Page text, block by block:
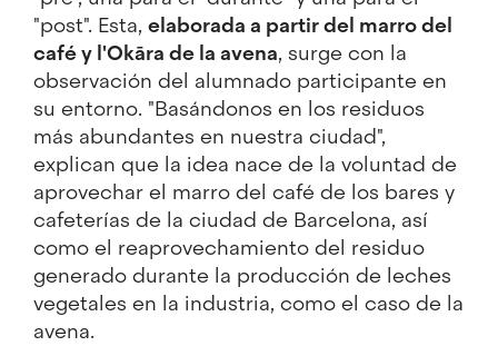
"post". Esta, elaborada a partir del marro del
café y l'Okāra de la avena, surge con la
observación del alumnado participante en
su entorno. "Basándonos en los residuos
más abundantes en nuestra ciudad",
explican que la idea nace de la voluntad de
aprovechar el marro del café de los bares y
cafeterías de la ciudad de Barcelona, así
como el reaprovechamiento del residuo
generado durante la producción de leches
vegetales en la industria, como el caso de la
avena.